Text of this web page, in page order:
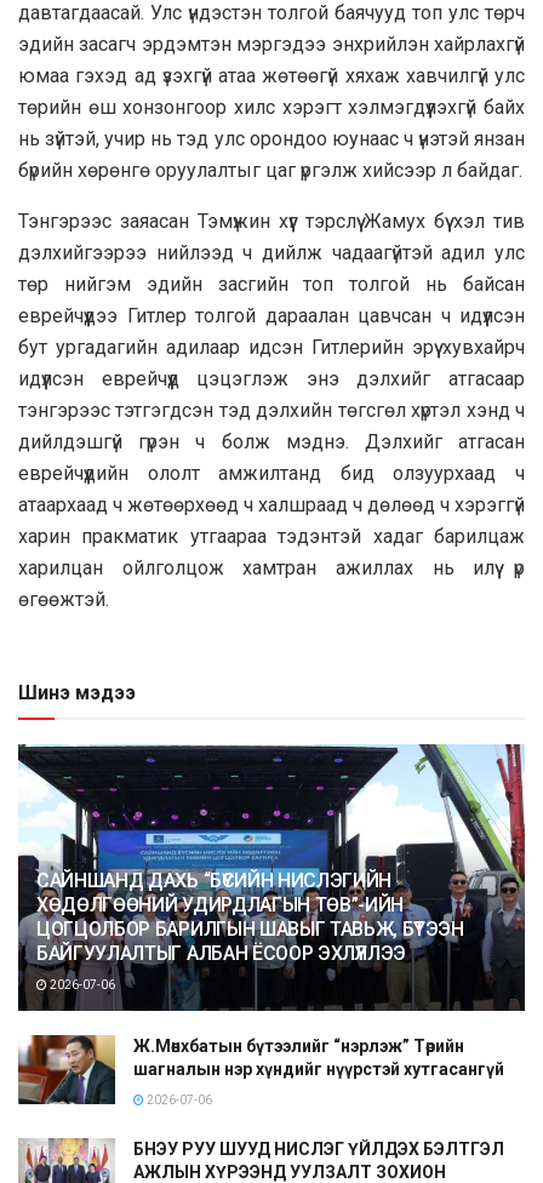
давтагдаасай. Улс үндэстэн толгой баячууд топ улс төрч
эдийн засагч эрдэмтэн мэргэдээ энхрийлэн хайрлахгүй
юмаа гэхэд ад үзэхгүй атаа жөтөөгүй хяхаж хавчилгүй улс
төрийн өш хонзонгоор хилс хэрэгт хэлмэгдүүлэхгүй байх
нь зүйтэй, учир нь тэд улс орондоо юунаас ч үнэтэй янзан
бүрийн хөрөнгө оруулалтыг цаг үргэлж хийсээр л байдаг.
Тэнгэрээс заяасан Тэмүжин хүүг тэрслүү Жамух бүү хэл тив
дэлхийгээрээ нийлээд ч дийлж чадаагүйтэй адил улс
төр нийгэм эдийн засгийн топ толгой нь байсан
еврейчүүдээ Гитлер толгой дараалан цавчсан ч идүүлсэн
бут ургадагийн адилаар идсэн Гитлерийн эрүү хувхайрч
идүүлсэн еврейчүүд цэцэглэж энэ дэлхийг атгасаар
тэнгэрээс тэтгэгдсэн тэд дэлхийн төгсгөл хүртэл хэнд ч
дийлдэшгүй гүрэн ч болж мэднэ. Дэлхийг атгасан
еврейчүүдийн ололт амжилтанд бид олзуурхаад ч
атаархаад ч жөтөөрхөөд ч халшраад ч дөлөөд ч хэрэггүй
харин пракматик утгаараа тэдэнтэй хадаг барилцаж
харилцан ойлголцож хамтран ажиллах нь илүү үр
өгөөжтэй.
Шинэ мэдээ
САЙНШАНД ДАХЬ “БҮСИЙН НИСЛЭГИЙН
ХӨДӨЛГӨӨНИЙ УДИРДЛАГЫН ТӨВ”-ИЙН
ЦОГЦОЛБОР БАРИЛГЫН ШАВЫГ ТАВЬЖ, БҮТЭЭН
БАЙГУУЛАЛТЫГ АЛБАН ЁСООР ЭХЛҮҮЛЛЭЭ
2026-07-06
Ж.Мөнхбатын бүтээлийг “нэрлэж” Төрийн
шагналын нэр хүндийг нүүрстэй хутгасангүй
2026-07-06
БНЭУ РУУ ШУУД НИСЛЭГ ҮЙЛДЭХ БЭЛТГЭЛ
АЖЛЫН ХҮРЭЭНД УУЛЗАЛТ ЗОХИОН